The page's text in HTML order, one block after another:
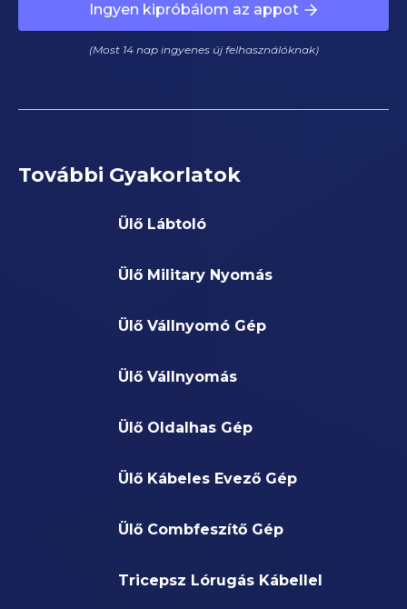
Ingyen kipróbálom az appot
(Most 14 nap ingyenes új felhasználóknak)
További Gyakorlatok
Ülő Lábtoló
Ülő Military Nyomás
Ülő Vállnyomó Gép
Ülő Vállnyomás
Ülő Oldalhas Gép
Ülő Kábeles Evező Gép
Ülő Combfeszítő Gép
Tricepsz Lórugás Kábellel